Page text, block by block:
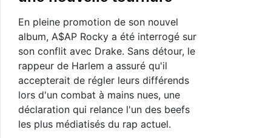
En pleine promotion de son nouvel
album, A$AP Rocky a été interrogé sur
son conflit avec Drake. Sans détour, le
rappeur de Harlem a assuré qu'il
accepterait de régler leurs différends
lors d'un combat à mains nues, une
déclaration qui relance l'un des beefs
les plus médiatisés du rap actuel.